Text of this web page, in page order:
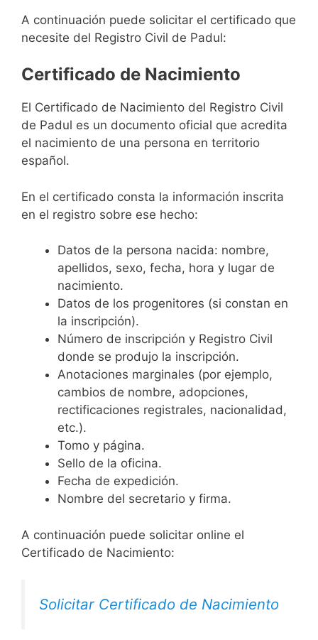
A continuación puede solicitar el certificado que
necesite del Registro Civil de Padul:
Certificado de Nacimiento
El Certificado de Nacimiento del Registro Civil
de Padul es un documento oficial que acredita
el nacimiento de una persona en territorio
español.
En el certificado consta la información inscrita
en el registro sobre ese hecho:
Datos de la persona nacida: nombre,
apellidos, sexo, fecha, hora y lugar de
nacimiento.
Datos de los progenitores (si constan en
la inscripción).
Número de inscripción y Registro Civil
donde se produjo la inscripción.
Anotaciones marginales (por ejemplo,
cambios de nombre, adopciones,
rectificaciones registrales, nacionalidad,
etc.).
Tomo y página.
Sello de la oficina.
Fecha de expedición.
Nombre del secretario y firma.
A continuación puede solicitar online el
Certificado de Nacimiento:
Solicitar Certificado de Nacimiento